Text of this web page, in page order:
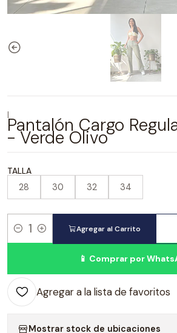
|Pantalón Cargo
- Verde Olivo
TALLA
28 30 32 34
Cantidad
Agregar al Carrito
📱 Comprar por
Agregar a la lista de favoritos
Mostrar stock de ubicaciones